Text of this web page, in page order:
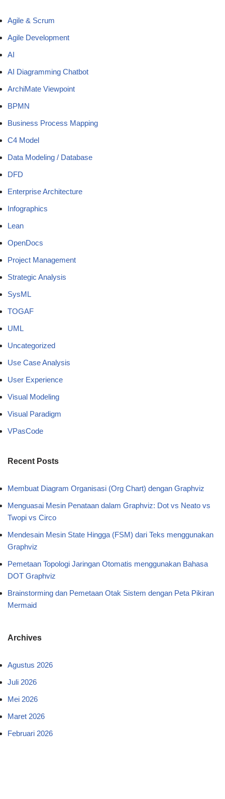
Agile & Scrum
Agile Development
AI
AI Diagramming Chatbot
ArchiMate Viewpoint
BPMN
Business Process Mapping
C4 Model
Data Modeling / Database
DFD
Enterprise Architecture
Infographics
Lean
OpenDocs
Project Management
Strategic Analysis
SysML
TOGAF
UML
Uncategorized
Use Case Analysis
User Experience
Visual Modeling
Visual Paradigm
VPasCode
Recent Posts
Membuat Diagram Organisasi (Org Chart) dengan Graphviz
Menguasai Mesin Penataan dalam Graphviz: Dot vs Neato vs
Twopi vs Circo
Mendesain Mesin State Hingga (FSM) dari Teks menggunakan
Graphviz
Pemetaan Topologi Jaringan Otomatis menggunakan Bahasa
DOT Graphviz
Brainstorming dan Pemetaan Otak Sistem dengan Peta Pikiran
Mermaid
Archives
Agustus 2026
Juli 2026
Mei 2026
Maret 2026
Februari 2026